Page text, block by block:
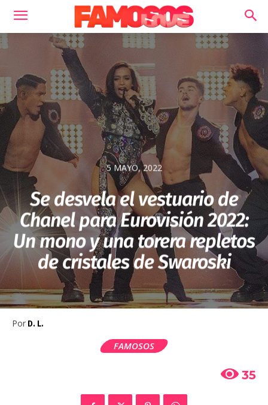
5 MAYO, 2022
Se desvela el vestuario de
Chanel para Eurovisión 2022:
Un mono y una torera repletos
de cristales de Swaroski
Por D. L.
FAMOSOS
35